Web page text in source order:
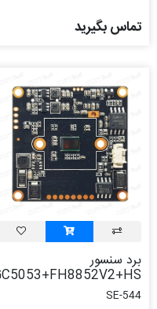
تماس بگیرید
برد سنسور
GC5053+FH8852V2+HS
SE-544